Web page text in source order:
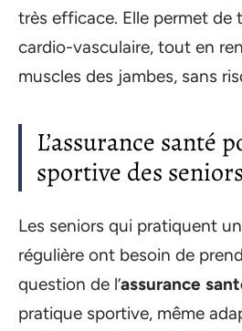
très efficace. Elle permet de
cardio-vasculaire, tout en
muscles des jambes, sans
L’assurance santé
sportive des seniors
Les seniors qui pratiquent
régulière ont besoin de
question de l’assurance
pratique sportive, même